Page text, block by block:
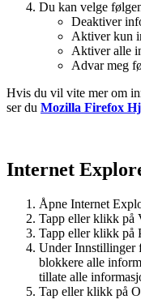
Du kan velge
Deaktiver
Aktiver kun
Aktiver alle
Advar meg
Hvis du vil vite mer om
ser du Mozilla Firefox
Internet
Åpne Internet
Tapp eller klikk på
Tapp eller klikk på
Under Innstillinger
blokkere alle
tillate alle
Tap eller klikk på